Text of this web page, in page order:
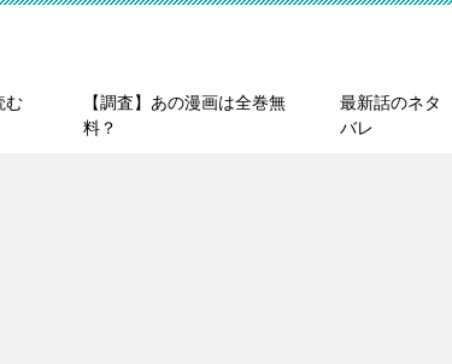
む
【調査】あの漫画は全巻無
料？
最新話のネタ
バレ